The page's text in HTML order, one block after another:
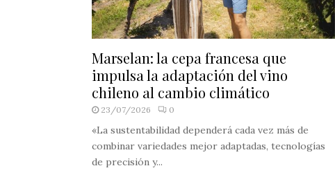
Marselan: la cepa francesa que
impulsa la adaptación del vino
chileno al cambio climático
23/07/2026 0
«La sustentabilidad dependerá cada vez más de
combinar variedades mejor adaptadas, tecnologías
de precisión y...